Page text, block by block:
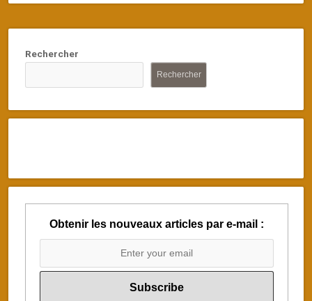
Rechercher
Rechercher
Obtenir les nouveaux articles par e-mail :